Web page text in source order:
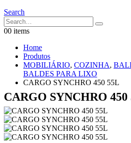
Search
00 items
Home
Produtos
MOBILIÁRIO, COZINHA,
BALDES PARA LIXO
CARGO SYNCHRO 450 55L
CARGO SYNCHRO 450